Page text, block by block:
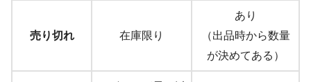
売り切れ 在庫限り
あり
（出品時から数量
が決めてある）